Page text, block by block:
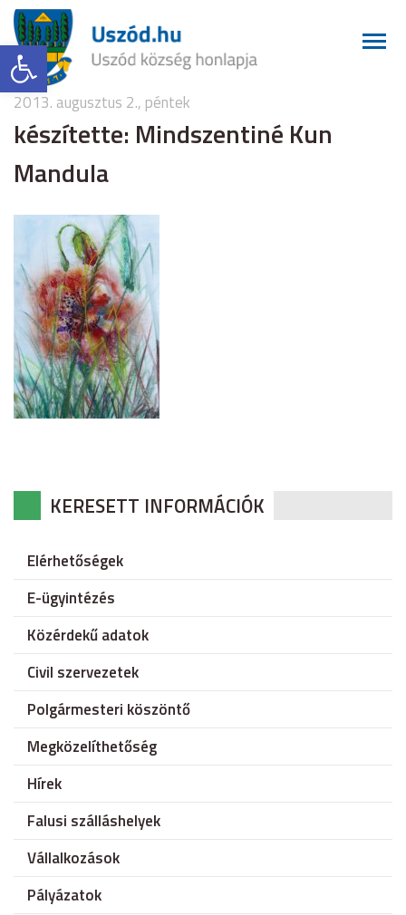
Eszköztár megnyitása
2013. augusztus 2., péntek
készítette: Mindszentiné Kun
Mandula
KERESETT INFORMÁCIÓK
Elérhetőségek
E-ügyintézés
Közérdekű adatok
Civil szervezetek
Polgármesteri köszöntő
Megközelíthetőség
Hírek
Falusi szálláshelyek
Vállalkozások
Pályázatok